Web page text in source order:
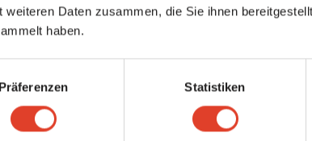
Daten zusammen, die Sie ihnen
haben.
Präferenzen Statistiken